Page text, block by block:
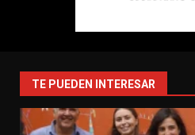
TE PUEDEN INTERESAR